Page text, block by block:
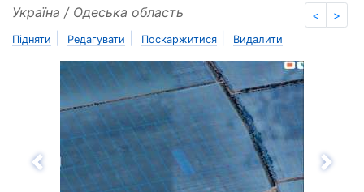
< >
Україна / Одеська область
Підняти Редагувати Поскаржитися Видалити
Назад